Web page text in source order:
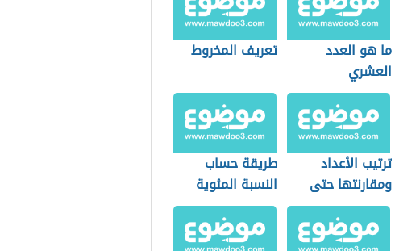
ما هو العدد
العشري
تعريف المخروط
ترتيب الأعداد
ومقارنتها حتى
العدد 9 للأطفال
طريقة حساب
النسبة المئوية